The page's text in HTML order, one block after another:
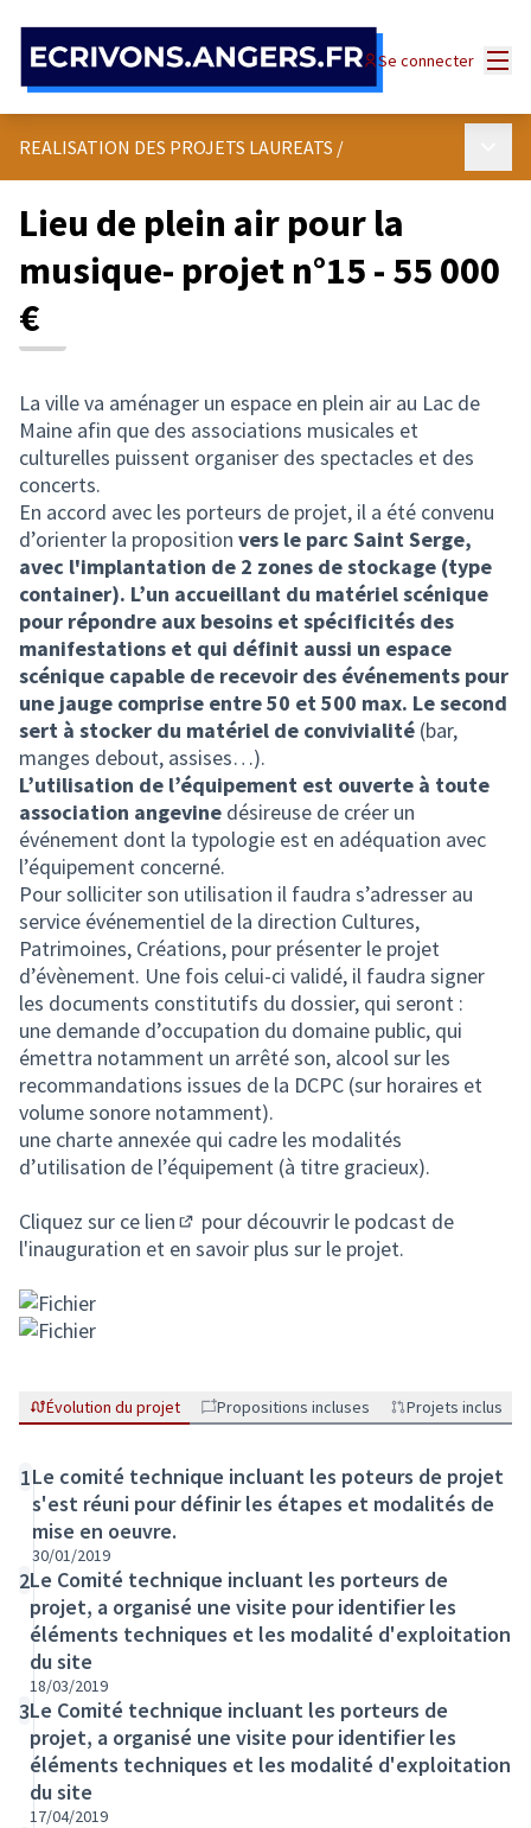
Se connecter
REALISATION DES PROJETS LAUREATS /
Lieu de plein air pour la
musique- projet n°15 - 55 000
€
La ville va aménager un espace en plein air au Lac de
Maine afin que des associations musicales et
culturelles puissent organiser des spectacles et des
concerts.
En accord avec les porteurs de projet, il a été convenu
d’orienter la proposition vers le parc Saint Serge,
avec l'implantation de 2 zones de stockage (type
container). L’un accueillant du matériel scénique
pour répondre aux besoins et spécificités des
manifestations et qui définit aussi un espace
scénique capable de recevoir des événements pour
une jauge comprise entre 50 et 500 max. Le second
sert à stocker du matériel de convivialité (bar,
manges debout, assises…).
L’utilisation de l’équipement est ouverte à toute
association angevine désireuse de créer un
événement dont la typologie est en adéquation avec
l’équipement concerné.
Pour solliciter son utilisation il faudra s’adresser au
service événementiel de la direction Cultures,
Patrimoines, Créations, pour présenter le projet
d’évènement. Une fois celui-ci validé, il faudra signer
les documents constitutifs du dossier, qui seront :
une demande d’occupation du domaine public, qui
émettra notamment un arrêté son, alcool sur les
recommandations issues de la DCPC (sur horaires et
volume sonore notamment).
une charte annexée qui cadre les modalités
d’utilisation de l’équipement (à titre gracieux).
Cliquez sur ce lien
(Lien externe)
pour découvrir le podcast de
l'inauguration et en savoir plus sur le projet.
Évolution du projet Propositions incluses Projets inclus
1Le comité technique incluant les poteurs de projet
s'est réuni pour définir les étapes et modalités de
mise en oeuvre.
30/01/2019
2Le Comité technique incluant les porteurs de
projet, a organisé une visite pour identifier les
éléments techniques et les modalité d'exploitation
du site
18/03/2019
3Le Comité technique incluant les porteurs de
projet, a organisé une visite pour identifier les
éléments techniques et les modalité d'exploitation
du site
17/04/2019